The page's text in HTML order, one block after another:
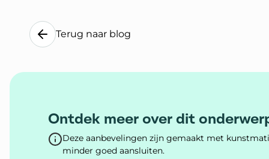
Terug naar blog
Ontdek meer over dit
Deze aanbevelingen zijn gemaakt met
minder goed aansluiten.